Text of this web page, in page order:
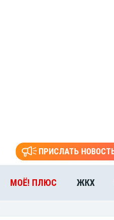
ПРИСЛАТЬ
МОЁ! ПЛЮС ЖКХ